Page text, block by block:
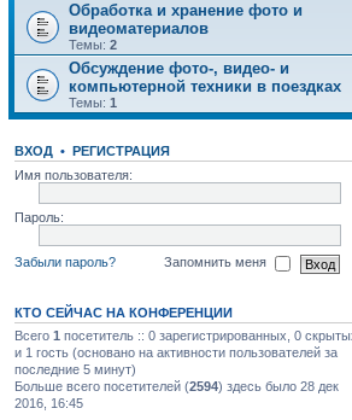
Обработка и хранение фото и
видеоматериалов
Темы: 2
Обсуждение фото-, видео- и
компьютерной техники в поездках
Темы: 1
ВХОД • РЕГИСТРАЦИЯ
Имя пользователя:
Пароль:
Забыли пароль? Запомнить меня
КТО СЕЙЧАС НА КОНФЕРЕНЦИИ
Всего 1 посетитель :: 0 зарегистрированных, 0
и 1 гость (основано на активности пользователей за
последние 5 минут)
Больше всего посетителей (2594) здесь было 28 дек
2016, 16:45